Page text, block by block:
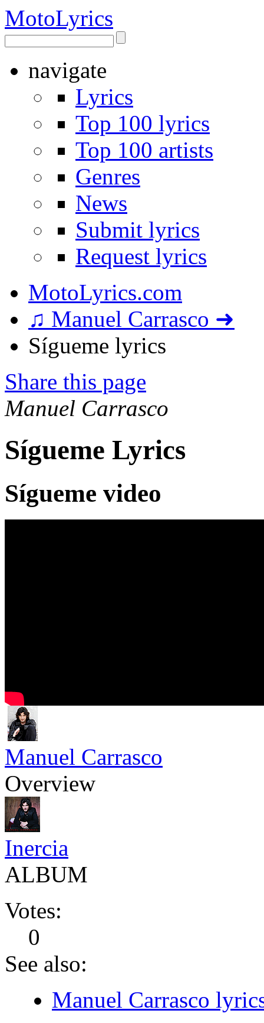
MotoLyrics
navigate
Lyrics
Top 100 lyrics
Top 100 artists
Genres
News
Submit lyrics
Request lyrics
MotoLyrics.com
♫ Manuel Carrasco ➜
Sígueme lyrics
Share this page
Manuel Carrasco
Sígueme Lyrics
Sígueme video
Manuel Carrasco
Overview
Inercia
ALBUM
Votes:
0
See also:
Manuel Carrasco